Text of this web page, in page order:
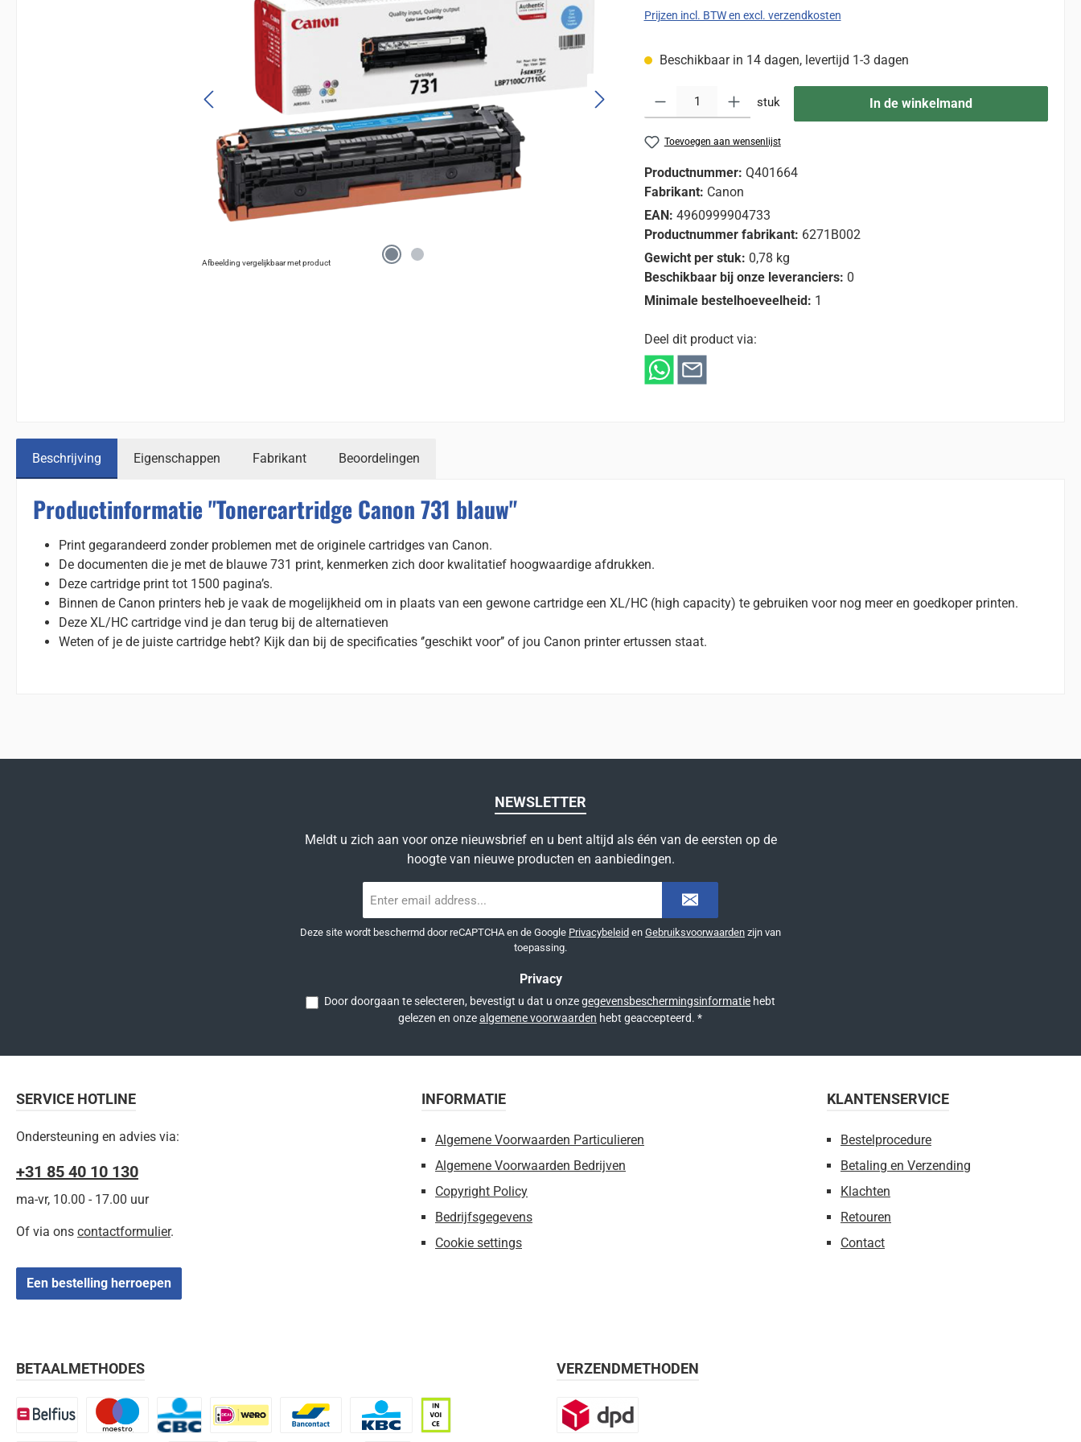
Afbeelding vergelijkbaar met product
Prijzen incl. BTW en excl. verzendkosten
Beschikbaar in 14 dagen, levertijd 1-3 dagen
Producthoeveelheid: Voer de gewenste hoeveelheid in of gebruik de knoppen om de
stuk In de winkelmand
Toevoegen aan wensenlijst
Productnummer: Q401664
Fabrikant: Canon
EAN: 4960999904733
Productnummer fabrikant: 6271B002
Gewicht per stuk: 0,78 kg
Beschikbaar bij onze leveranciers: 0
Minimale bestelhoeveelheid: 1
Deel dit product via:
Beschrijving Eigenschappen Fabrikant Beoordelingen
Productinformatie "Tonercartridge Canon 731 blauw"
Print gegarandeerd zonder problemen met de originele cartridges van Canon.
De documenten die je met de blauwe 731 print, kenmerken zich door kwalitatief hoogwaardige afdrukken.
Deze cartridge print tot 1500 pagina’s.
Binnen de Canon printers heb je vaak de mogelijkheid om in plaats van een gewone cartridge een XL/HC (high capacity) te gebruiken voor nog meer en goedkoper printen.
Deze XL/HC cartridge vind je dan terug bij de alternatieven
Weten of je de juiste cartridge hebt? Kijk dan bij de specificaties ‘’geschikt voor’’ of jou Canon printer ertussen staat.
NEWSLETTER
Meldt u zich aan voor onze nieuwsbrief en u bent altijd als één van de eersten op de
hoogte van nieuwe producten en aanbiedingen.
mailadres
Deze site wordt beschermd door reCAPTCHA en de Google Privacybeleid en Gebruiksvoorwaarden zijn van
toepassing.
Privacy
Door doorgaan te selecteren, bevestigt u dat u onzegegevensbeschermingsinformatie hebt
gelezen en onzealgemene voorwaarden hebt geaccepteerd. *
SERVICE HOTLINE
Ondersteuning en advies via:
+31 85 40 10 130
ma-vr, 10.00 - 17.00 uur
Of via ons contactformulier.
Een bestelling herroepen
INFORMATIE
Algemene Voorwaarden Particulieren
Algemene Voorwaarden Bedrijven
Copyright Policy
Bedrijfsgegevens
Cookie settings
KLANTENSERVICE
Bestelprocedure
Betaling en Verzending
Klachten
Retouren
Contact
BETAALMETHODES VERZENDMETHODEN